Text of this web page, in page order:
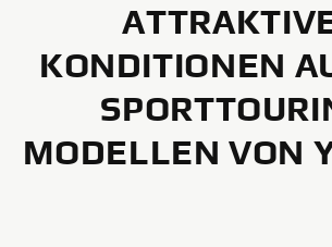
KONDITIONEN
MODELLEN VON